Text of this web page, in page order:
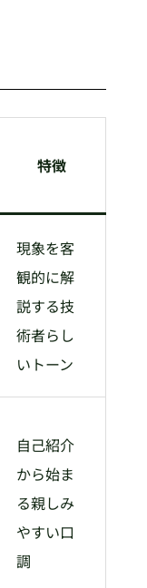
特徴
現象を客
観的に解
説する技
術者らし
いトーン
自己紹介
から始ま
る親しみ
やすい口
調